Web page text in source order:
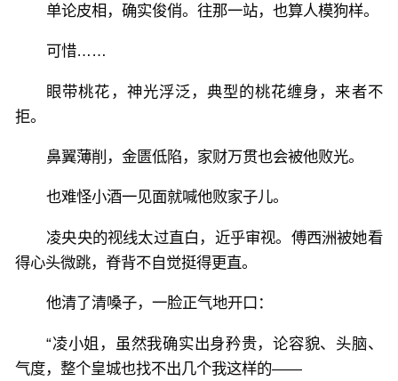
单论皮相，确实俊俏。往那一站，也算人模狗样。
可惜……
眼带桃花，神光浮泛，典型的桃花缠身，来者不
拒。
鼻翼薄削，金匮低陷，家财万贯也会被他败光。
也难怪小酒一见面就喊他败家子儿。
凌央央的视线太过直白，近乎审视。傅西洲被她看
得心头微跳，脊背不自觉挺得更直。
他清了清嗓子，一脸正气地开口：
“凌小姐，虽然我确实出身矜贵，论容貌、头脑、
气度，整个皇城也找不出几个我这样的——